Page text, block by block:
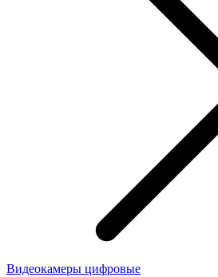
Видеокамеры цифровые